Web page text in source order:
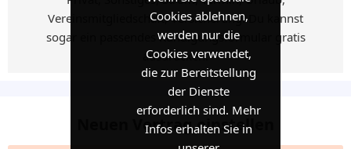
Cookies ablehnen,
werden nur die
Cookies verwendet,
die zur Bereitstellung
der Dienste
erforderlich sind. Mehr
Infos erhalten Sie in
Vereinsmitgliedschaft, Versicherung. Du kannst
sogar ein passendes Kündigungsformular gratis
ausdrucken.
Neuen Vertrag einstellen